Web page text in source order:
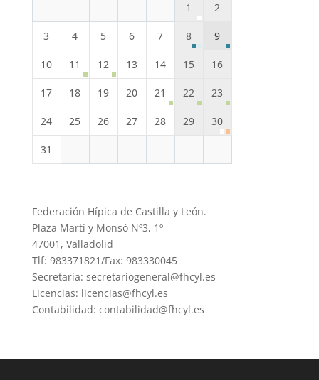
1 2
3 4 5 6 7 8 9
10 11 12 13 14 15 16
17 18 19 20 21 22 23
24 25 26 27 28 29 30
31
Federación Hípica de Castilla y León.
Plaza Martí y Monsó Nº3, 1º
47001, Valladolid
Tlf: 983371821/Fax: 983330045
Secretaria: secretariogeneral@fhcyl.es
Licencias: licencias@fhcyl.es
Contabilidad: contabilidad@fhcyl.es